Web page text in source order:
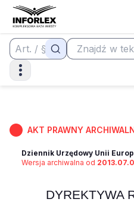
AKT PRAWNY
Dziennik Urzędowy Unii
Wersja archiwalna od
DYREKTYWA